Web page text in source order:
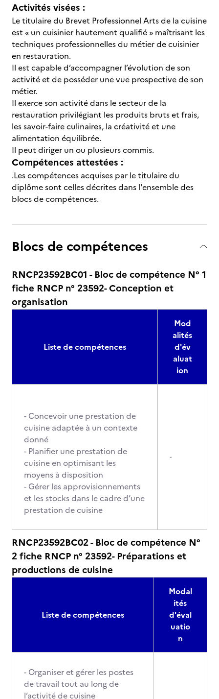
Activités visées :
Le titulaire du Brevet Professionnel Arts de la cuisine
est « un cuisinier hautement qualifié » maîtrisant les
techniques professionnelles du métier de cuisinier
en restauration.
Il est capable d’accompagner l’évolution de son
activité et de posséder une vue prospective de son
métier.
Il exerce son activité dans le secteur de la
restauration privilégiant les produits bruts et frais,
les savoir-faire culinaires, la créativité et une
alimentation équilibrée.
Il peut diriger un ou plusieurs commis.
Compétences attestées :
.Les compétences acquises par le titulaire du
diplôme sont celles décrites dans l'ensemble des
blocs de compétences.
Blocs de compétences
RNCP23592BC01 - Bloc de compétence N° 1
fiche RNCP n° 23592- Conception et
organisation
Liste de compétences
Mod
alités
d'év
aluat
ion
- Concevoir une prestation de
cuisine adaptée à un contexte
donné
- Planifier une prestation de
cuisine en optimisant les
moyens à disposition
- Gérer les approvisionnements
et les stocks dans le cadre d’une
prestation de cuisine
-
RNCP23592BC02 - Bloc de compétence N°
2 fiche RNCP n° 23592- Préparations et
productions de cuisine
Liste de compétences
Modal
ités
d'éval
uatio
n
- Organiser et gérer les postes
de travail tout au long de
l’activité de cuisine